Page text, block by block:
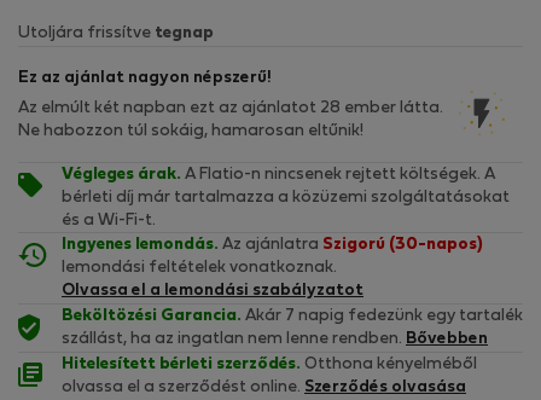
Utoljára frissítve tegnap
Ez az ajánlat nagyon népszerű!
Az elmúlt két napban ezt az ajánlatot 28 ember látta.
Ne habozzon túl sokáig, hamarosan eltűnik!
Végleges árak. A Flatio-n nincsenek rejtett költségek. A
bérleti díj már tartalmazza a közüzemi szolgáltatásokat
és a Wi-Fi-t.
Ingyenes lemondás. Az ajánlatra Szigorú (30-napos)
lemondási feltételek vonatkoznak.
Olvassa el a lemondási szabályzatot
Beköltözési Garancia. Akár 7 napig fedezünk egy tartalék
szállást, ha az ingatlan nem lenne rendben. Bővebben
Hitelesített bérleti szerződés. Otthona kényelméből
olvassa el a szerződést online. Szerződés olvasása